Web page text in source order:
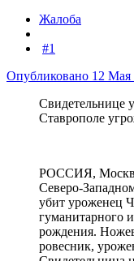
Жалоба
#1
Опубликовано 12 Мая
Свидетельнице
Ставрополе
РОССИЯ,
Северо-
убит уроженец
гуманитарного
рождения.
ровесник,